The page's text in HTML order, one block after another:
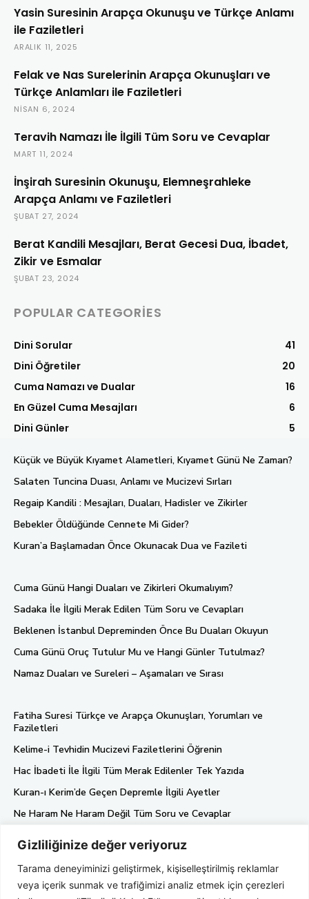
Gizliliğinize değer veriyoruz
Tarama deneyiminizi geliştirmek, kişiselleştirilmiş reklamlar
veya içerik sunmak ve trafiğimizi analiz etmek için çerezleri
Yasin Suresinin Arapça Okunuşu ve Türkçe Anlamı
ile Faziletleri
ARALIK 11, 2025
Felak ve Nas Surelerinin Arapça Okunuşları ve
Türkçe Anlamları ile Faziletleri
NISAN 6, 2024
Teravih Namazı İle İlgili Tüm Soru ve Cevaplar
MART 11, 2024
İnşirah Suresinin Okunuşu, Elemneşrahleke
Arapça Anlamı ve Faziletleri
ŞUBAT 27, 2024
Berat Kandili Mesajları, Berat Gecesi Dua, İbadet,
Zikir ve Esmalar
ŞUBAT 23, 2024
POPULAR CATEGORIES
Dini Sorular
41
Dini Öğretiler
20
Cuma Namazı ve Dualar
16
En Güzel Cuma Mesajları
6
Dini Günler
5
Küçük ve Büyük Kıyamet Alametleri, Kıyamet Günü Ne Zaman?
Salaten Tuncina Duası, Anlamı ve Mucizevi Sırları
Regaip Kandili : Mesajları, Duaları, Hadisler ve Zikirler
Bebekler Öldüğünde Cennete Mi Gider?
Kuran’a Başlamadan Önce Okunacak Dua ve Fazileti
Cuma Günü Hangi Duaları ve Zikirleri Okumalıyım?
Sadaka İle İlgili Merak Edilen Tüm Soru ve Cevapları
Beklenen İstanbul Depreminden Önce Bu Duaları Okuyun
Cuma Günü Oruç Tutulur Mu ve Hangi Günler Tutulmaz?
Namaz Duaları ve Sureleri – Aşamaları ve Sırası
Fatiha Suresi Türkçe ve Arapça Okunuşları, Yorumları ve
Faziletleri
Kelime-i Tevhidin Mucizevi Faziletlerini Öğrenin
Hac İbadeti İle İlgili Tüm Merak Edilenler Tek Yazıda
Kuran-ı Kerim’de Geçen Depremle İlgili Ayetler
Ne Haram Ne Haram Değil Tüm Soru ve Cevaplar
Gizlilik Politikası